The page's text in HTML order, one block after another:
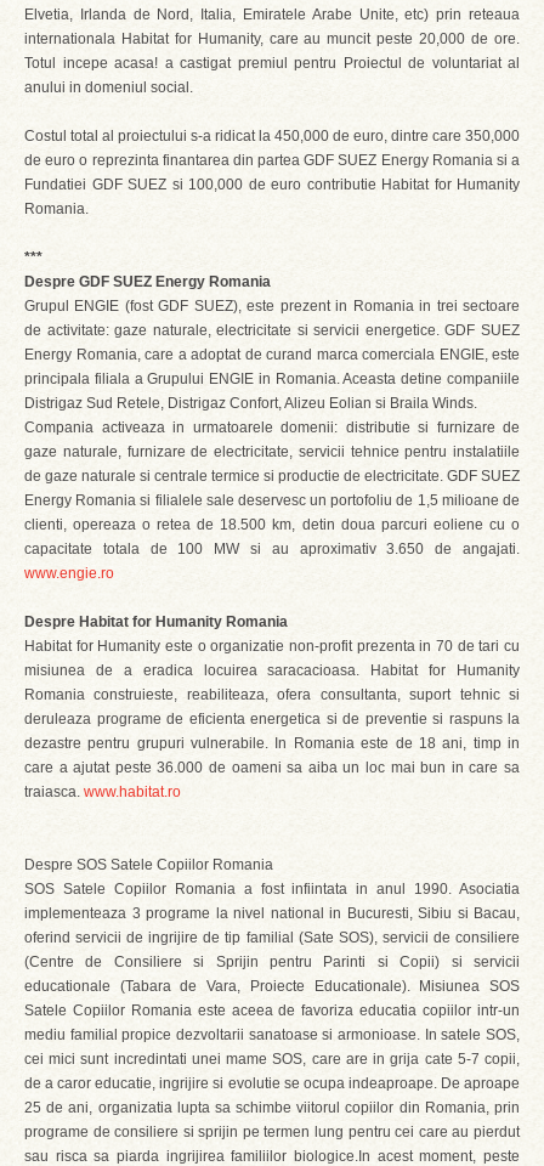
Elvetia, Irlanda de Nord, Italia, Emiratele Arabe Unite, etc) prin reteaua
internationala Habitat for Humanity, care au muncit peste 20,000 de ore.
Totul incepe acasa! a castigat premiul pentru Proiectul de voluntariat al
anului in domeniul social.
Costul total al proiectului s-a ridicat la 450,000 de euro, dintre care 350,000
de euro o reprezinta finantarea din partea GDF SUEZ Energy Romania si a
Fundatiei GDF SUEZ si 100,000 de euro contributie Habitat for Humanity
Romania.
***
Despre GDF SUEZ Energy Romania
Grupul ENGIE (fost GDF SUEZ), este prezent in Romania in trei sectoare
de activitate: gaze naturale, electricitate si servicii energetice. GDF SUEZ
Energy Romania, care a adoptat de curand marca comerciala ENGIE, este
principala filiala a Grupului ENGIE in Romania. Aceasta detine companiile
Distrigaz Sud Retele, Distrigaz Confort, Alizeu Eolian si Braila Winds.
Compania activeaza in urmatoarele domenii: distributie si furnizare de
gaze naturale, furnizare de electricitate, servicii tehnice pentru instalatiile
de gaze naturale si centrale termice si productie de electricitate. GDF SUEZ
Energy Romania si filialele sale deservesc un portofoliu de 1,5 milioane de
clienti, opereaza o retea de 18.500 km, detin doua parcuri eoliene cu o
capacitate totala de 100 MW si au aproximativ 3.650 de angajati.
www.engie.ro
Despre Habitat for Humanity Romania
Habitat for Humanity este o organizatie non-profit prezenta in 70 de tari cu
misiunea de a eradica locuirea saracacioasa. Habitat for Humanity
Romania construieste, reabiliteaza, ofera consultanta, suport tehnic si
deruleaza programe de eficienta energetica si de preventie si raspuns la
dezastre pentru grupuri vulnerabile. In Romania este de 18 ani, timp in
care a ajutat peste 36.000 de oameni sa aiba un loc mai bun in care sa
traiasca. www.habitat.ro
Despre SOS Satele Copiilor Romania
SOS Satele Copiilor Romania a fost infiintata in anul 1990. Asociatia
implementeaza 3 programe la nivel national in Bucuresti, Sibiu si Bacau,
oferind servicii de ingrijire de tip familial (Sate SOS), servicii de consiliere
(Centre de Consiliere si Sprijin pentru Parinti si Copii) si servicii
educationale (Tabara de Vara, Proiecte Educationale). Misiunea SOS
Satele Copiilor Romania este aceea de favoriza educatia copiilor intr-un
mediu familial propice dezvoltarii sanatoase si armonioase. In satele SOS,
cei mici sunt incredintati unei mame SOS, care are in grija cate 5-7 copii,
de a caror educatie, ingrijire si evolutie se ocupa indeaproape. De aproape
25 de ani, organizatia lupta sa schimbe viitorul copiilor din Romania, prin
programe de consiliere si sprijin pe termen lung pentru cei care au pierdut
sau risca sa piarda ingrijirea familiilor biologice.In acest moment, peste